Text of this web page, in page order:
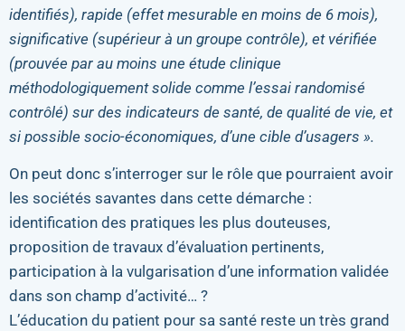
identifiés), rapide (effet mesurable en moins de 6 mois),
significative (supérieur à un groupe contrôle), et vérifiée
(prouvée par au moins une étude clinique
méthodologiquement solide comme l’essai randomisé
contrôlé) sur des indicateurs de santé, de qualité de vie, et
si possible socio-économiques, d’une cible d’usagers ».
On peut donc s’interroger sur le rôle que pourraient avoir
les sociétés savantes dans cette démarche :
identification des pratiques les plus douteuses,
proposition de travaux d’évaluation pertinents,
participation à la vulgarisation d’une information validée
dans son champ d’activité… ?
L’éducation du patient pour sa santé reste un très grand